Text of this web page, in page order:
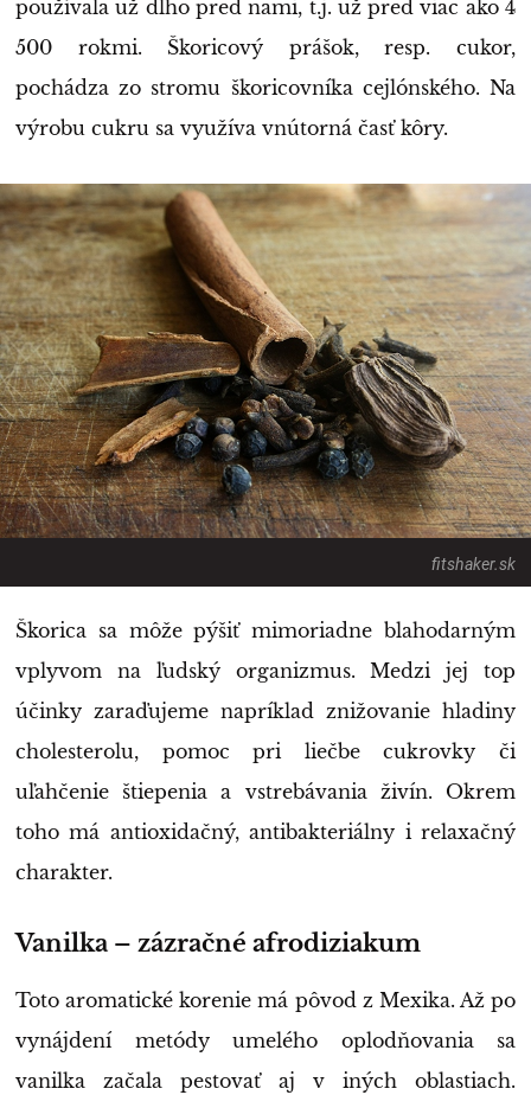
používala už dlho pred nami, t.j. už pred viac ako 4
500 rokmi. Škoricový prášok, resp. cukor,
pochádza zo stromu škoricovníka cejlónského. Na
výrobu cukru sa využíva vnútorná časť kôry.
fitshaker.sk
Škorica sa môže pýšiť mimoriadne blahodarným
vplyvom na ľudský organizmus. Medzi jej top
účinky zaraďujeme napríklad znižovanie hladiny
cholesterolu, pomoc pri liečbe cukrovky či
uľahčenie štiepenia a vstrebávania živín. Okrem
toho má antioxidačný, antibakteriálny i relaxačný
charakter.
Vanilka – zázračné afrodiziakum
Toto aromatické korenie má pôvod z Mexika. Až po
vynájdení metódy umelého oplodňovania sa
vanilka začala pestovať aj v iných oblastiach.